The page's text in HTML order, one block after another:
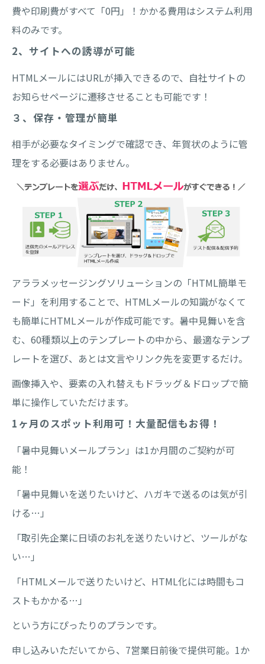
費や印刷費がすべて「0円」！かかる費用はシステム利用
料のみです。
2、サイトへの誘導が可能
HTMLメールにはURLが挿入できるので、自社サイトの
お知らせページに遷移させることも可能です！
３、保存・管理が簡単
相手が必要なタイミングで確認でき、年賀状のように管
理をする必要はありません。
アララメッセージングソリューションの「HTML簡単モ
ード」を利用することで、HTMLメールの知識がなくて
も簡単にHTMLメールが作成可能です。暑中見舞いを含
む、60種類以上のテンプレートの中から、最適なテンプ
レートを選び、あとは文言やリンク先を変更するだけ。
画像挿入や、要素の入れ替えもドラッグ＆ドロップで簡
単に操作していただけます。
1ヶ月のスポット利用可！大量配信もお得！
「暑中見舞いメールプラン」は1か月間のご契約が可
能！
「暑中見舞いを送りたいけど、ハガキで送るのは気が引
ける…」
「取引先企業に日頃のお礼を送りたいけど、ツールがな
い…」
「HTMLメールで送りたいけど、HTML化には時間もコ
ストもかかる…」
という方にぴったりのプランです。
申し込みいただいてから、7営業日前後で提供可能。1か